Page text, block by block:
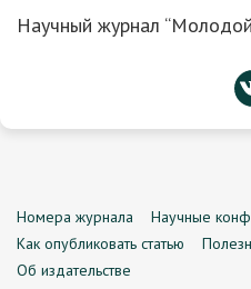
Научный журнал
Номера журнала Научные
Как опубликовать статью
Об издательстве